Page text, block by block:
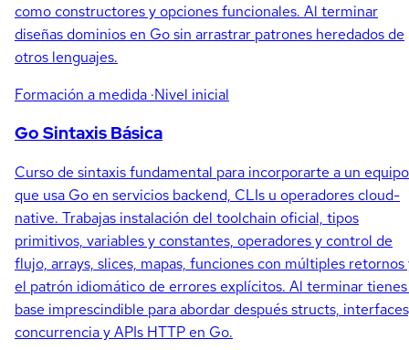
como constructores y opciones funcionales. Al terminar
diseñas dominios en Go sin arrastrar patrones heredados de
otros lenguajes.
Formación a medida ·Nivel inicial
Go Sintaxis Básica
Curso de sintaxis fundamental para incorporarte a un equipo
que usa Go en servicios backend, CLIs u operadores cloud-
native. Trabajas instalación del toolchain oficial, tipos
primitivos, variables y constantes, operadores y control de
flujo, arrays, slices, mapas, funciones con múltiples retornos
el patrón idiomático de errores explícitos. Al terminar
base imprescindible para abordar después structs,
concurrencia y APIs HTTP en Go.